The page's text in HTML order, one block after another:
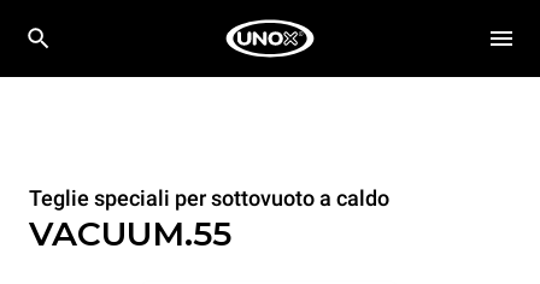
Teglie speciali per sottovuoto a caldo
VACUUM.55